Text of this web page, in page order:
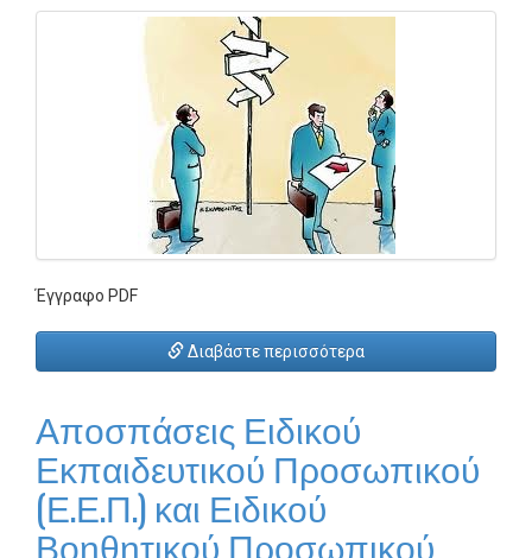
Έγγραφο PDF
Διαβάστε περισσότερα
Αποσπάσεις Ειδικού
Εκπαιδευτικού Προσωπικού
(Ε.Ε.Π.) και Ειδικού
Βοηθητικού Προσωπικού